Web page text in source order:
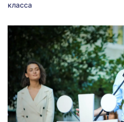
класса